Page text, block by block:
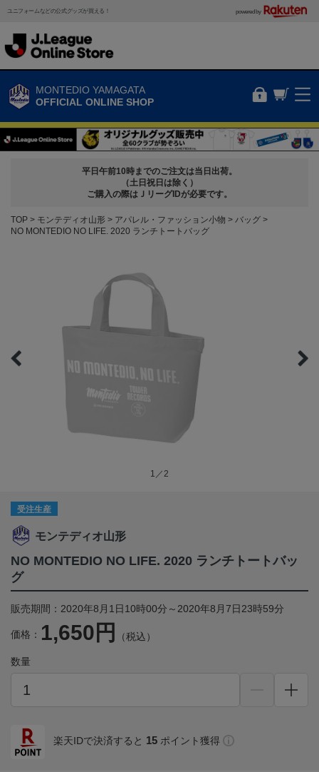
ユニフォームなどの公式グッズが買える！ powered by
MONTEDIO YAMAGATA
OFFICIAL ONLINE SHOP
平日午前10時までのご注文は当日出荷。
（土日祝日は除く）
ご購入の際はＪリーグIDが必要です。
TOP モンテディオ山形 アパレル・ファッション小物
バッグ
NO MONTEDIO NO LIFE. 2020 ランチトートバッグ
1／2
受注生産
モンテディオ山形
NO MONTEDIO NO LIFE. 2020 ランチトートバッ
グ
販売期間：2020年8月1日10時00分～2020年8月7日23時59分
価格： 1,650円 （税込）
数量
楽天IDで決済すると 15 ポイント獲得